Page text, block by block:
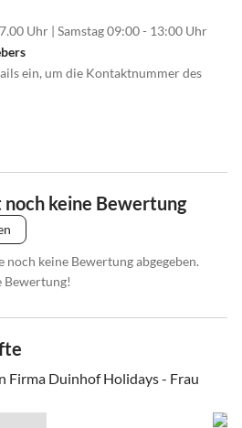
Uhr | Samstag 09:00 - 13:00 Uhr
ein, um die Kontaktnummer des
keine Bewertung
keine Bewertung abgegeben.
Bewertung!
Duinhof Holidays - Frau